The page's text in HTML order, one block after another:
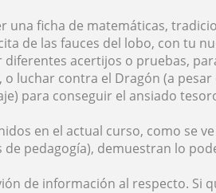
una ficha de matemáticas,
de las fauces del lobo, con tu
acertijos o pruebas,
luchar contra el Dragón (a
para conseguir el ansiado
en el actual curso, como se
de pedagogía), demuestran lo
de información al respecto. Si